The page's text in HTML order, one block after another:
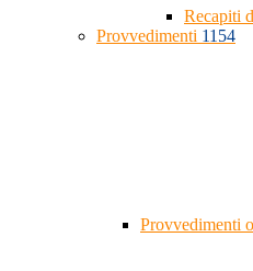
Recapiti
Provvedimenti 1154
Provvedimenti